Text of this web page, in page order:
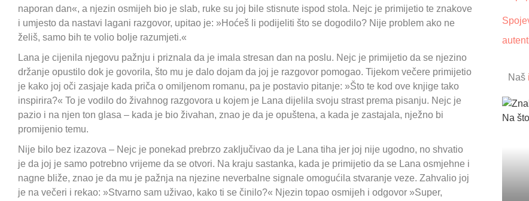
naporan dan«, a njezin osmijeh bio je slab, ruke su joj bile stisnute ispod stola. Nejc je primijetio te znakove
i umjesto da nastavi lagani razgovor, upitao je: »Hoćeš li podijeliti što se dogodilo? Nije problem ako ne
želiš, samo bih te volio bolje razumjeti.«
Lana je cijenila njegovu pažnju i priznala da je imala stresan dan na poslu. Nejc je primijetio da se njezino
držanje opustilo dok je govorila, što mu je dalo dojam da joj je razgovor pomogao. Tijekom večere primijetio
je kako joj oči zasjaje kada priča o omiljenom romanu, pa je postavio pitanje: »Što te kod ove knjige tako
inspirira?« To je vodilo do živahnog razgovora u kojem je Lana dijelila svoju strast prema pisanju. Nejc je
pazio i na njen ton glasa – kada je bio živahan, znao je da je opuštena, a kada je zastajala, nježno bi
promijenio temu.
Nije bilo bez izazova – Nejc je ponekad prebrzo zaključivao da je Lana tiha jer joj nije ugodno, no shvatio
je da joj je samo potrebno vrijeme da se otvori. Na kraju sastanka, kada je primijetio da se Lana osmjehne i
nagne bliže, znao je da mu je pažnja na njezine neverbalne signale omogućila stvaranje veze. Zahvalio joj
je na večeri i rekao: »Stvarno sam uživao, kako ti se činilo?« Njezin topao osmijeh i odgovor »Super,
Naš